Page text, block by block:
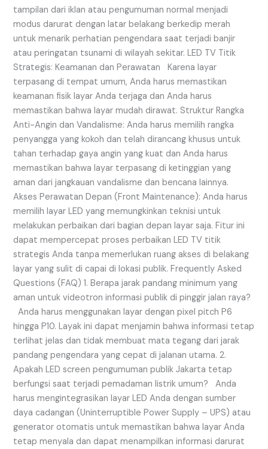
tampilan dari iklan atau pengumuman normal menjadi
modus darurat dengan latar belakang berkedip merah
untuk menarik perhatian pengendara saat terjadi banjir
atau peringatan tsunami di wilayah sekitar. LED TV Titik
Strategis: Keamanan dan Perawatan Karena layar
terpasang di tempat umum, Anda harus memastikan
keamanan fisik layar Anda terjaga dan Anda harus
memastikan bahwa layar mudah dirawat. Struktur Rangka
Anti-Angin dan Vandalisme: Anda harus memilih rangka
penyangga yang kokoh dan telah dirancang khusus untuk
tahan terhadap gaya angin yang kuat dan Anda harus
memastikan bahwa layar terpasang di ketinggian yang
aman dari jangkauan vandalisme dan bencana lainnya.
Akses Perawatan Depan (Front Maintenance): Anda harus
memilih layar LED yang memungkinkan teknisi untuk
melakukan perbaikan dari bagian depan layar saja. Fitur ini
dapat mempercepat proses perbaikan LED TV titik
strategis Anda tanpa memerlukan ruang akses di belakang
layar yang sulit di capai di lokasi publik. Frequently Asked
Questions (FAQ) 1. Berapa jarak pandang minimum yang
aman untuk videotron informasi publik di pinggir jalan raya?
Anda harus menggunakan layar dengan pixel pitch P6
hingga P10. Layak ini dapat menjamin bahwa informasi tetap
terlihat jelas dan tidak membuat mata tegang dari jarak
pandang pengendara yang cepat di jalanan utama. 2.
Apakah LED screen pengumuman publik Jakarta tetap
berfungsi saat terjadi pemadaman listrik umum? Anda
harus mengintegrasikan layar LED Anda dengan sumber
daya cadangan (Uninterruptible Power Supply – UPS) atau
generator otomatis untuk memastikan bahwa layar Anda
tetap menyala dan dapat menampilkan informasi darurat